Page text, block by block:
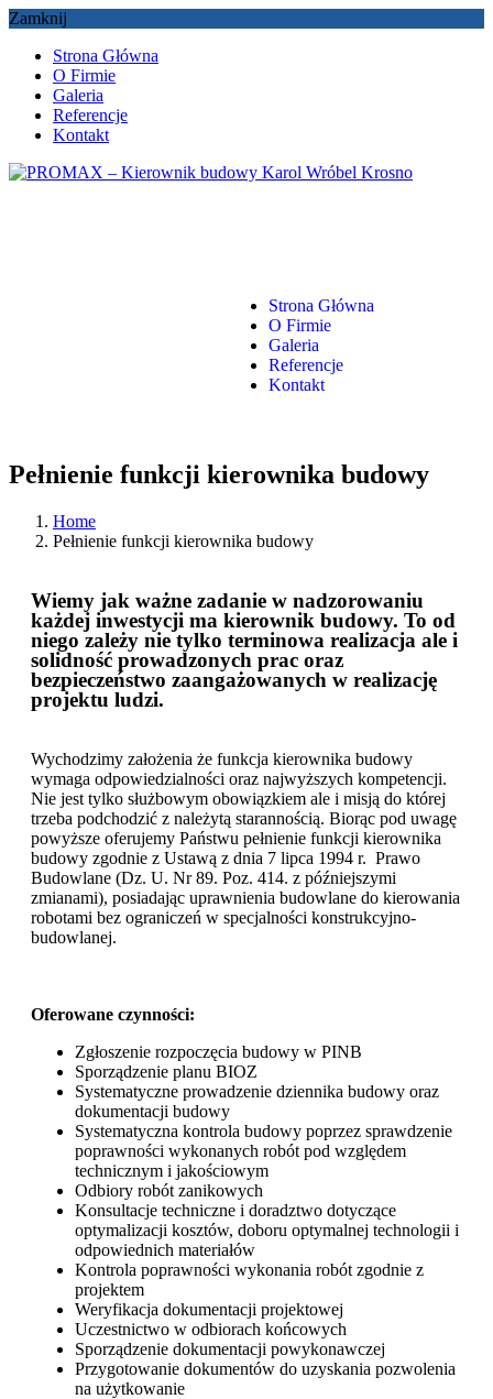
Zamknij
Strona Główna
O Firmie
Galeria
Referencje
Kontakt
Strona Główna
O Firmie
Galeria
Referencje
Kontakt
Pełnienie funkcji kierownika budowy
Home
Pełnienie funkcji kierownika budowy
Wiemy jak ważne zadanie w nadzorowaniu
każdej inwestycji ma kierownik budowy. To od
niego zależy nie tylko terminowa realizacja ale i
solidność prowadzonych prac oraz
bezpieczeństwo zaangażowanych w realizację
projektu ludzi.
Wychodzimy założenia że funkcja kierownika budowy
wymaga odpowiedzialności oraz najwyższych kompetencji.
Nie jest tylko służbowym obowiązkiem ale i misją do której
trzeba podchodzić z należytą starannością. Biorąc pod uwagę
powyższe oferujemy Państwu pełnienie funkcji kierownika
budowy zgodnie z Ustawą z dnia 7 lipca 1994 r. Prawo
Budowlane (Dz. U. Nr 89. Poz. 414. z późniejszymi
zmianami), posiadając uprawnienia budowlane do kierowania
robotami bez ograniczeń w specjalności konstrukcyjno-
budowlanej.
Oferowane czynności:
Zgłoszenie rozpoczęcia budowy w PINB
Sporządzenie planu BIOZ
Systematyczne prowadzenie dziennika budowy oraz
dokumentacji budowy
Systematyczna kontrola budowy poprzez sprawdzenie
poprawności wykonanych robót pod względem
technicznym i jakościowym
Odbiory robót zanikowych
Konsultacje techniczne i doradztwo dotyczące
optymalizacji kosztów, doboru optymalnej technologii i
odpowiednich materiałów
Kontrola poprawności wykonania robót zgodnie z
projektem
Weryfikacja dokumentacji projektowej
Uczestnictwo w odbiorach końcowych
Sporządzenie dokumentacji powykonawczej
Przygotowanie dokumentów do uzyskania pozwolenia
na użytkowanie